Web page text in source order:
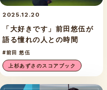
2025.12.20
「大好きです」前田悠伍が
語る憧れの人との時間
#前田 悠伍
上杉あずさのスコアブック